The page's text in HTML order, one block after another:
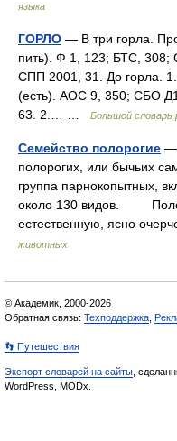
языка
ГОРЛО — В три горла.
пить). Ф 1, 123; БТС, 308;
СПП 2001, 31. До горла.
(есть). АОС 9, 350; СБО
63. 2.… …
Большой словарь
Семейство полорогие —
полорогих, или бычьих
группа парнокопытных,
около 130 видов.
естественную, ясно
животных
© Академик, 2000-2026
Обратная связь: Техподдержка
👣 Путешествия
Экспорт словарей на сайты ,
WordPress, MODx.